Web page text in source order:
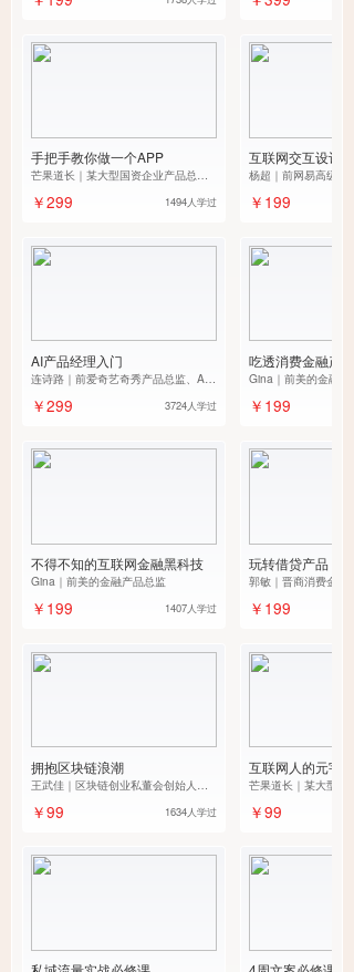
手把手教你做一个APP
芒果道长｜某大型国资企业产品总
￥299 1494人学过
互联网交互设计入
杨超｜前网易高级交
￥199
AI产品经理入门
连诗路｜前爱奇艺奇秀产品总监、AI
￥299 3724人学过
吃透消费金融产品
Gina｜前美的金融产
￥199
不得不知的互联网金融黑科技
Gina｜前美的金融产品总监
￥199 1407人学过
玩转借贷产品
郭敏｜晋商消费金融
￥199
拥抱区块链浪潮
王武佳｜区块链创业私董会创始人、
￥99 1634人学过
互联网人的元宇宙
芒果道长｜某大型国
￥99